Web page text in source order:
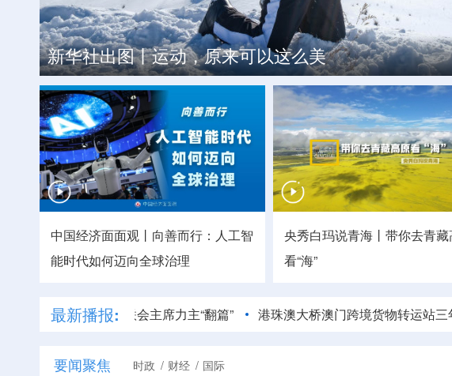
杏花深处清香来 相约2026杏花村酒博会
从“一捆发菜”到“万家发财”，山海同心铺就振
全民健身热潮涌动
新华社出图丨运动，原来可以这么美
中国经济面面观丨向善而行：人工智
能时代如何迈向全球治理
央秀白玛说青海丨带你去青
看“海”
最新播报:
了？美军参联会主席力主“翻篇” 港珠澳大桥澳门跨境货物转运站三年服务逾
要闻聚焦 时政 财经 国际